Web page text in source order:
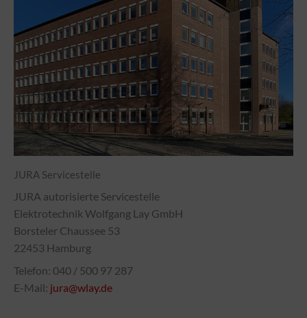
JURA Servicestelle
JURA autorisierte Servicestelle
Elektrotechnik Wolfgang Lay GmbH
Borsteler Chaussee 53
22453 Hamburg
Telefon: 040 / 500 97 287
E-Mail: jura@wlay.de